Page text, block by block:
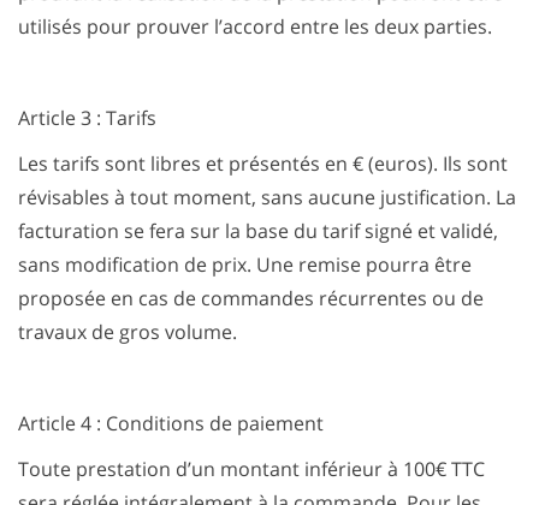
utilisés pour prouver l’accord entre les deux parties.
Article 3 : Tarifs
Les tarifs sont libres et présentés en € (euros). Ils sont
révisables à tout moment, sans aucune justification. La
facturation se fera sur la base du tarif signé et validé,
sans modification de prix. Une remise pourra être
proposée en cas de commandes récurrentes ou de
travaux de gros volume.
Article 4 : Conditions de paiement
Toute prestation d’un montant inférieur à 100€ TTC